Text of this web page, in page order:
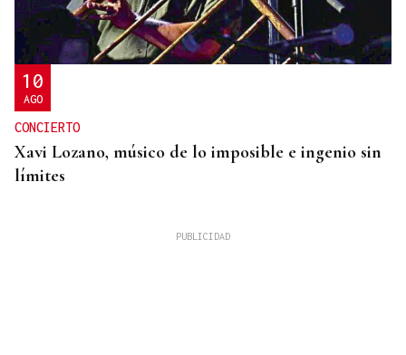
10
AGO
CONCIERTO
Xavi Lozano, músico de lo imposible e ingenio sin
límites